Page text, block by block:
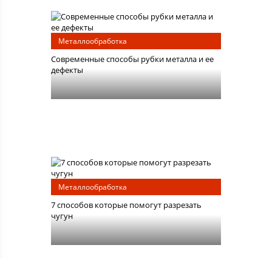
Металлообработка
Современные способы рубки металла и ее
дефекты
Металлообработка
7 способов которые помогут разрезать
чугун